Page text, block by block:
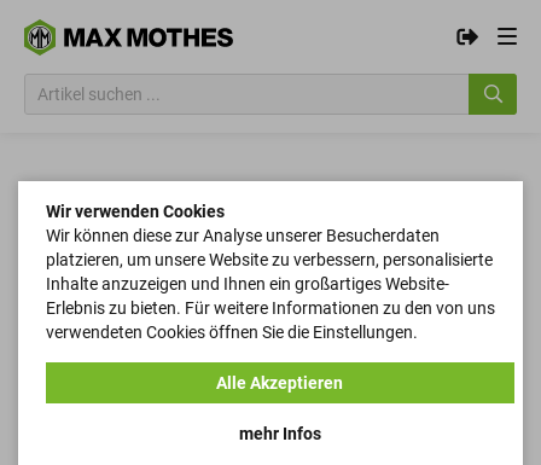
Wir verwenden Cookies
Wir können diese zur Analyse unserer Besucherdaten
platzieren, um unsere Website zu verbessern, personalisierte
Inhalte anzuzeigen und Ihnen ein großartiges Website-
Erlebnis zu bieten. Für weitere Informationen zu den von uns
verwendeten Cookies öffnen Sie die Einstellungen.
mehr Infos
Alle Akzeptieren